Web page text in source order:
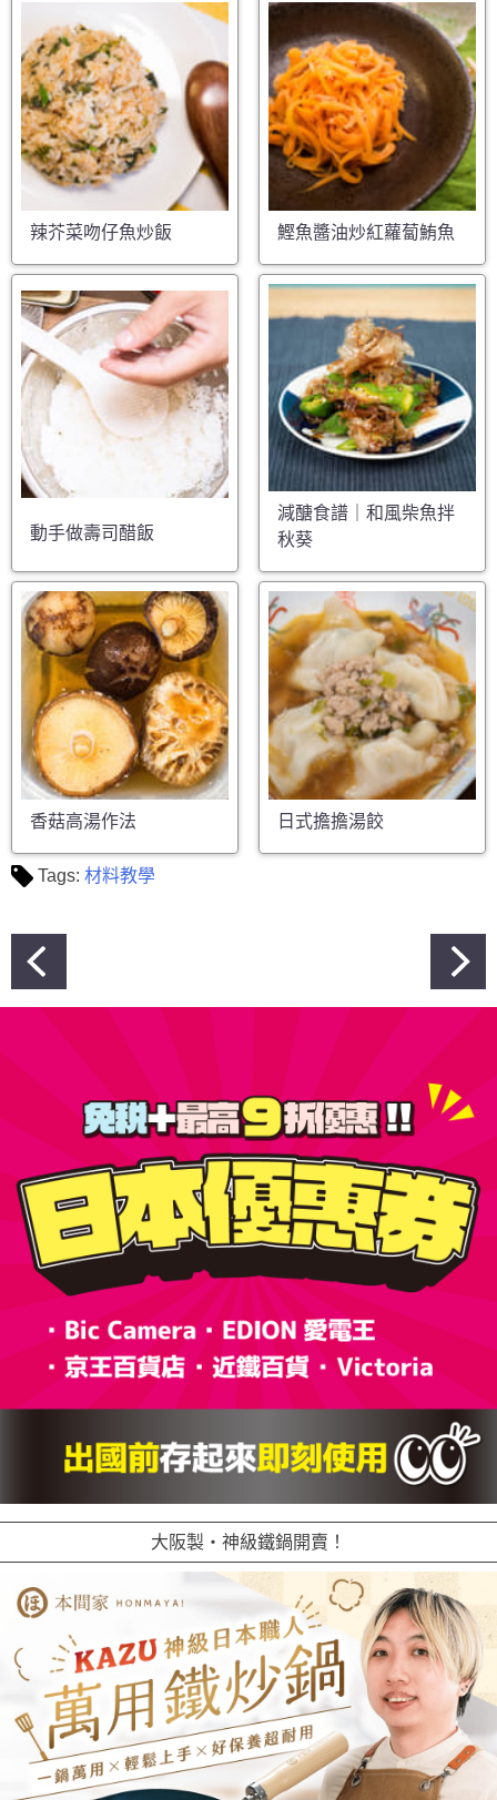
辣芥菜吻仔魚炒飯 鰹魚醬油炒紅蘿蔔鮪魚
動手做壽司醋飯
減醣食譜｜和風柴魚拌
秋葵
香菇高湯作法 日式擔擔湯餃
Tags: 材料教學
文
章
大阪製・神級鐵鍋開賣！